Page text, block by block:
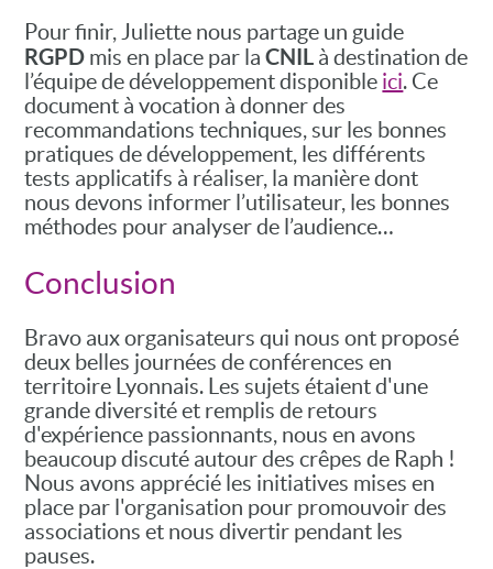
Pour finir, Juliette nous partage un guide
RGPD mis en place par laCNIL à destination de
l’équipe de développement disponible ici. Ce
document à vocation à donner des
recommandations techniques, sur les bonnes
pratiques de développement, les différents
tests applicatifs à réaliser, la manière dont
nous devons informer l’utilisateur, les bonnes
méthodes pour analyser de l’audience…
Conclusion
Bravo aux organisateurs qui nous ont proposé
deux belles journées de conférences en
territoire Lyonnais. Les sujets étaient d'une
grande diversité et remplis de retours
d'expérience passionnants, nous en avons
beaucoup discuté autour des crêpes de Raph !
Nous avons apprécié les initiatives mises en
place par l'organisation pour promouvoir des
associations et nous divertir pendant les
pauses.